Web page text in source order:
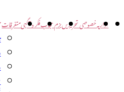
اداریہخصوصی تحریریںبزم حجابفکر و آگہیمتفرقات